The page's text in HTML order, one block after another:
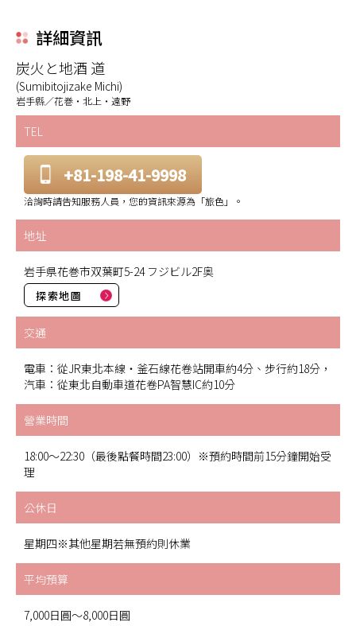
詳細資訊
炭火と地酒 道
(Sumibitojizake Michi)
岩手縣／花巻・北上・遠野
TEL
+81-198-41-9998
洽詢時請告知服務人員，您的資訊來源為「旅色」。
地址
岩手県花巻市双葉町5-24 フジビル2F奥
探索地圖
交通
電車：從JR東北本線・釜石線花卷站開車約4分、步行約18分，
汽車：從東北自動車道花卷PA智慧IC約10分
營業時間
18:00～22:30（最後點餐時間23:00）※預約時間前15分鐘開始受
理
公休日
星期四※其他星期若無預約則休業
平均預算
7,000日圓～8,000日圓